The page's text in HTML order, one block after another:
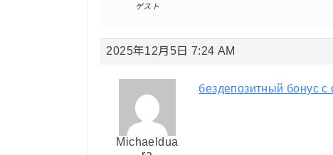
ゲスト
2025年12月5日 7:24 AM
Michaeldua
бездепозитный бонус